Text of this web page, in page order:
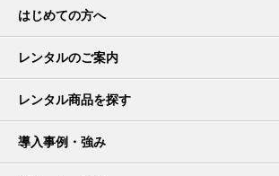
はじめての方へ
レンタルのご案内
レンタル商品を探す
導入事例・強み